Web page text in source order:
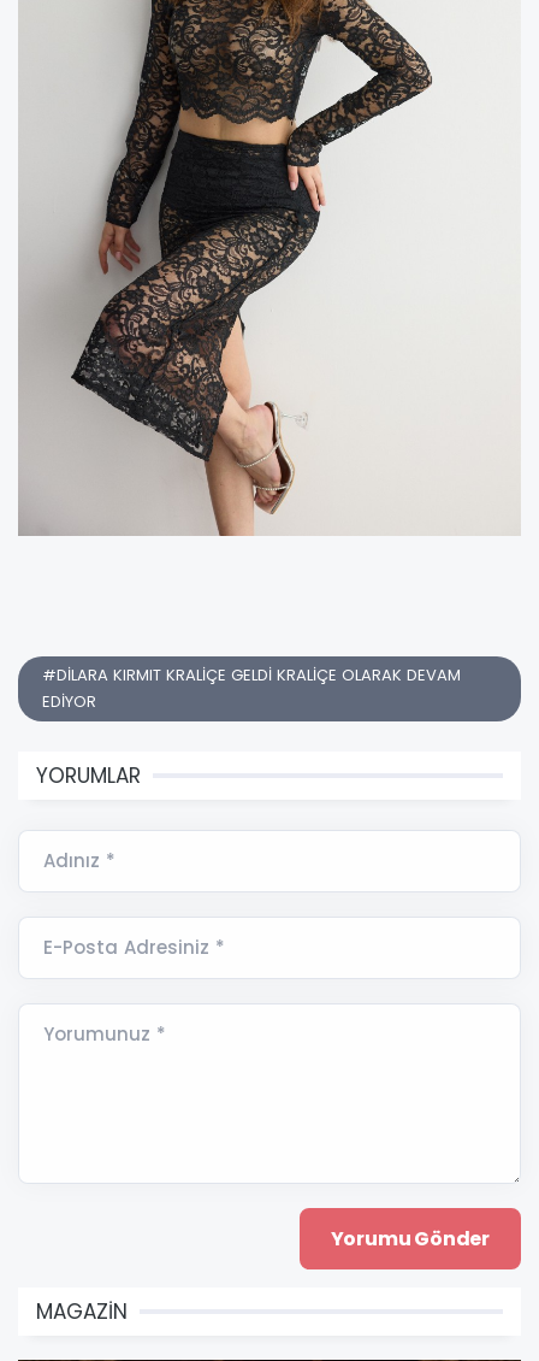
#DİLARA KIRMIT KRALİÇE GELDİ KRALİÇE OLARAK DEVAM
EDİYOR
YORUMLAR
Adınız *
E-Posta Adresiniz *
Yorumunuz *
MAGAZİN